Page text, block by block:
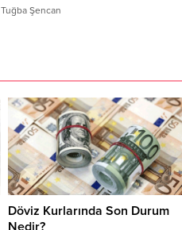
Tuğba Şencan
Döviz Kurlarında Son Durum
Nedir?